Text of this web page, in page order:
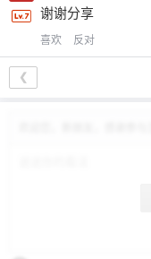
谢谢分享
喜欢 反对
❮